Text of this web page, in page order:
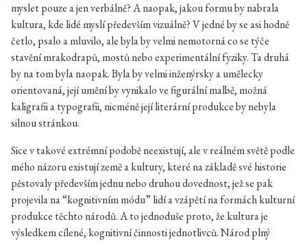
myslet pouze a jen verbálně? A naopak, jakou formu by nabrala
kultura, kde lidé myslí především vizuálně? V jedné by se asi hodně
četlo, psalo a mluvilo, ale byla by velmi nemotorná co se týče
stavění mrakodrapů, mostů nebo experimentální fyziky. Ta druhá
by na tom byla naopak. Byla by velmi inženýrsky a umělecky
orientovaná, její umění by vynikalo ve figurální malbě, možná
kaligrafii a typografii, nicméně její literární produkce by nebyla
silnou stránkou.
Sice v takové extrémní podobě neexistují, ale v reálném světě podle
mého názoru existují země a kultury, které na základě své historie
pěstovaly především jednu nebo druhou dovednost, jež se pak
projevila na “kognitivním módu” lidí a vzápětí na formách kulturní
produkce těchto národů. A to jednoduše proto, že kultura je
výsledkem cílené, kognitivní činnosti jednotlivců. Národ plný